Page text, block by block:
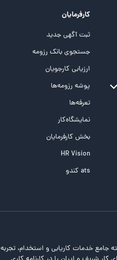
کارفرمایان
ثبت آگهی جدید
جستجوی بانک رزومه
ارزیابی کارجویان
پوشه‌‌ رزومه‌ها
تعرفه‌ها
نمایشگاه‌کار
بخش کارفرمایان
HR Vision
ats کندو
جامع خدمات کاریابی و استخدام، تجربه